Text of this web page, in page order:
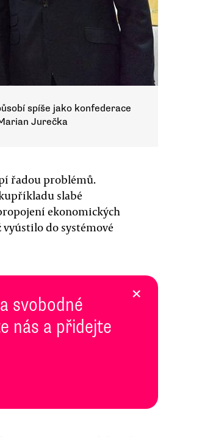
spíše jako konfederace
Jurečka
řadou problémů.
slabé
ekonomických
do systémové
svobodné
nás a přidejte
×